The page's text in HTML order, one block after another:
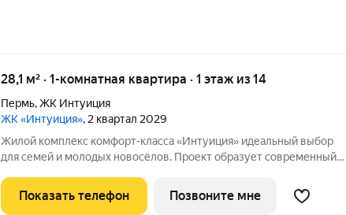
28,1 м² · 1-комнатная квартира · 1 этаж из 14
Пермь,ЖК Интуиция
ЖК «Интуиция», 2 квартал 2029
Жилой комплекс комфорт-класса «Интуиция» идеальный выбор
для семей и молодых новосёлов. Проект образует современный
Беляева - Одоевского. Новый жилой комплекс гармонично вписан
в сложившуюся
Показать телефон Позвоните мне